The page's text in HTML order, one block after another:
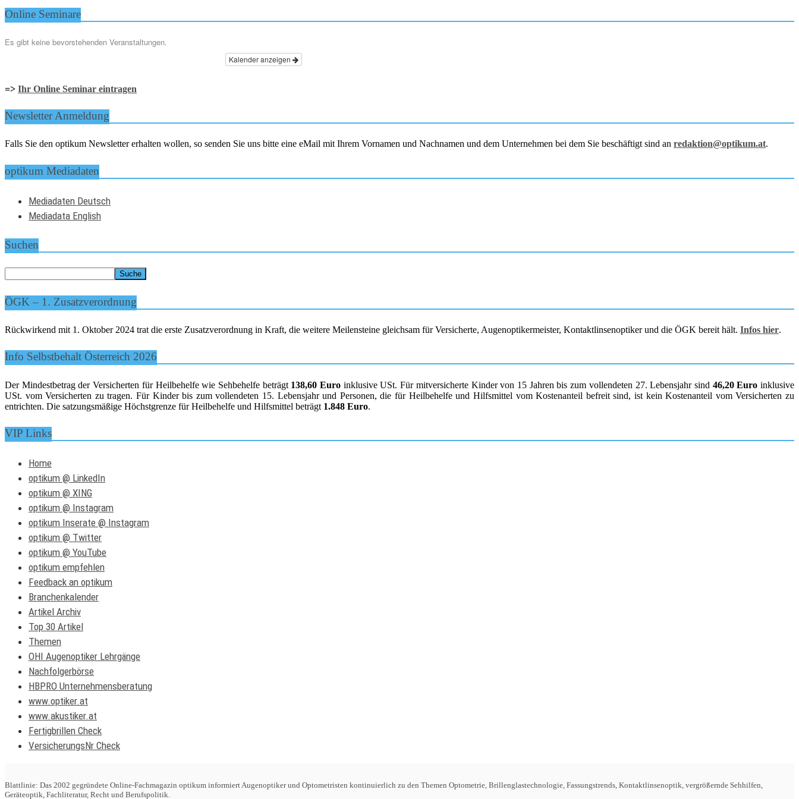
Online Seminare
Es gibt keine bevorstehenden Veranstaltungen.
Kalender anzeigen
=> Ihr Online Seminar eintragen
Newsletter Anmeldung
Falls Sie den optikum Newsletter erhalten wollen, so senden Sie uns bitte eine eMail mit Ihrem Vornamen und Nachnamen und dem Unternehmen bei dem Sie beschäftigt sind an redaktion@optikum.at.
optikum Mediadaten
Mediadaten Deutsch
Mediadata English
Suchen
ÖGK – 1. Zusatzverordnung
Rückwirkend mit 1. Oktober 2024 trat die erste Zusatzverordnung in Kraft, die weitere Meilensteine gleichsam für Versicherte, Augenoptikermeister, Kontaktlinsenoptiker und die ÖGK bereit hält. Infos hier.
Info Selbstbehalt Österreich 2026
Der Mindestbetrag der Versicherten für Heilbehelfe wie Sehbehelfe beträgt 138,60 Euro inklusive USt. Für mitversicherte Kinder von 15 Jahren bis zum vollendeten 27. Lebensjahr sind 46,20 Euro inklusive
USt. vom Versicherten zu tragen. Für Kinder bis zum vollendeten 15. Lebensjahr und Personen, die für Heilbehelfe und Hilfsmittel vom Kostenanteil befreit sind, ist kein Kostenanteil vom Versicherten zu
entrichten. Die satzungsmäßige Höchstgrenze für Heilbehelfe und Hilfsmittel beträgt 1.848 Euro.
VIP Links
Home
optikum @ LinkedIn
optikum @ XING
optikum @ Instagram
optikum Inserate @ Instagram
optikum @ Twitter
optikum @ YouTube
optikum empfehlen
Feedback an optikum
Branchenkalender
Artikel Archiv
Top 30 Artikel
Themen
OHI Augenoptiker Lehrgänge
Nachfolgerbörse
HBPRO Unternehmensberatung
www.optiker.at
www.akustiker.at
Fertigbrillen Check
VersicherungsNr Check
Blattlinie: Das 2002 gegründete Online-Fachmagazin optikum informiert Augenoptiker und Optometristen kontinuierlich zu den Themen Optometrie, Brillenglastechnologie, Fassungstrends, Kontaktlinsenoptik, vergrößernde Sehhilfen,
Geräteoptik, Fachliteratur, Recht und Berufspolitik.